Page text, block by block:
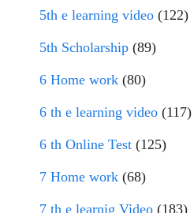
5th e learning video (122)
5th Scholarship (89)
6 Home work (80)
6 th e learning video (117)
6 th Online Test (125)
7 Home work (68)
7 th e learnig Video (183)